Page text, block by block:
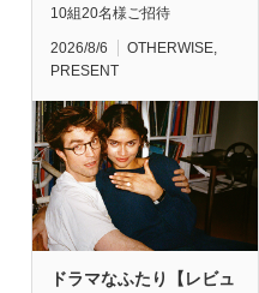
10組20名様ご招待
2026/8/6 OTHERWISE
PRESENT
ドラマなふたり【レビュ